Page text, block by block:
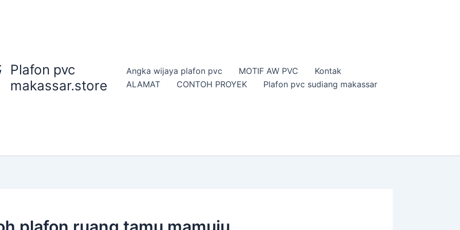
Plafon pvc
makassar.store
Angka wijaya plafon pvc MOTIF AW PVC
Kontak
ALAMAT
CONTOH PROYEK Plafon pvc sudiang makassar